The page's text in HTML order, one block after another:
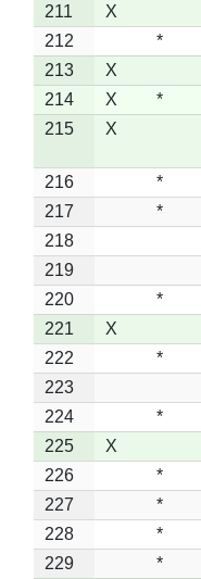
211
X
212
*
213
X
214
X *
215
X
216
*
217
*
218
219
220
*
221
X
222
*
223
224
*
225
X
226
*
227
*
228
*
229
*